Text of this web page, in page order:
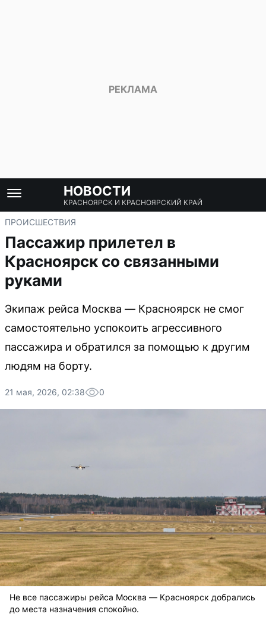
НОВОСТИ
КРАСНОЯРСК И КРАСНОЯРСКИЙ КРАЙ
ПРОИСШЕСТВИЯ
Пассажир прилетел в
Красноярск со связанными
руками
Экипаж рейса Москва — Красноярск не смог
самостоятельно успокоить агрессивного
пассажира и обратился за помощью к другим
людям на борту.
21 мая, 2026, 02:38 0
Не все пассажиры рейса Москва — Красноярск добрались
до места назначения спокойно.